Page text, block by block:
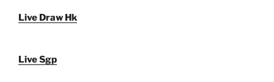
Live Draw Hk
Live Sgp